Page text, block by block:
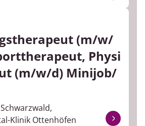
(m/w/
Physi
(m/w/d) Minijob/
Klinik Ottenhöfen